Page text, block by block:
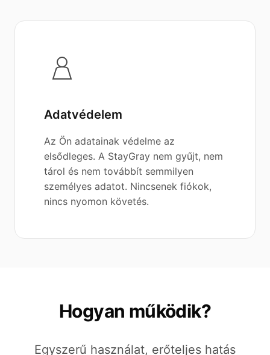
Adatvédelem
Az Ön adatainak védelme az
elsődleges. A StayGray nem gyűjt, nem
tárol és nem továbbít semmilyen
személyes adatot. Nincsenek fiókok,
nincs nyomon követés.
Hogyan működik?
Egyszerű használat, erőteljes hatás